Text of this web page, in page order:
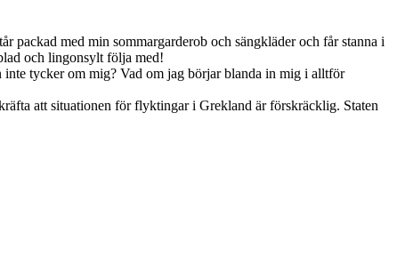
packad med min sommargarderob och sängkläder och får stanna i
och lingonsylt följa med!
inte tycker om mig? Vad om jag börjar blanda in mig i alltför
att situationen för flyktingar i Grekland är förskräcklig. Staten